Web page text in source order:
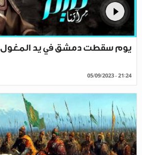
يوم سقطت دمشق في يد المغول
05/09/2023 - 21:24